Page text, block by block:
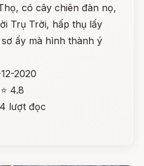
có cây chiên đàn nọ,
Trụ Trời, hấp thụ lấy
ấy mà hình thành ý
12-2020
⭐ 4.8
lượt đọc